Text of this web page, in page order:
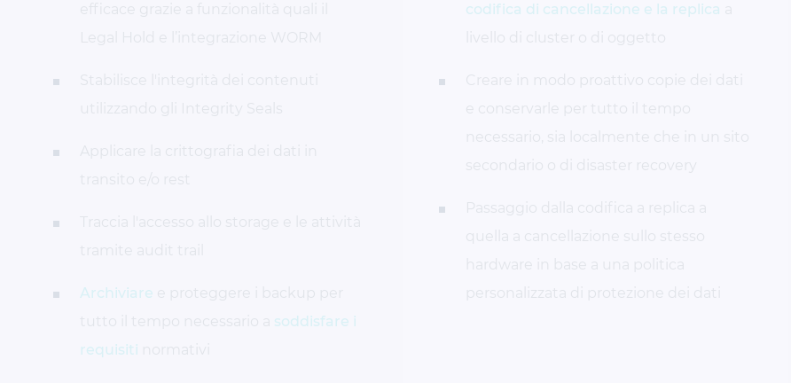
Archiviare
soddisfare i
requisiti
codifica di cancellazione e la replica